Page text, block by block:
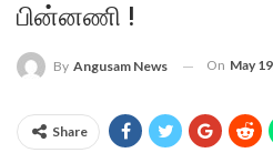
பின்னணி !
By Angusam News On May
Share